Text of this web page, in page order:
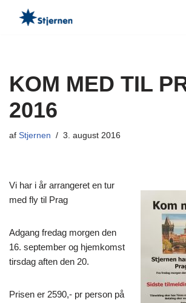
KOM MED TIL
2016
af Stjernen 3. august 2016
Vi har i år arrangeret en tur
med fly til Prag
Adgang fredag morgen den
16. september og hjemkomst
tirsdag aften den 20.
Prisen er 2590,- pr person på